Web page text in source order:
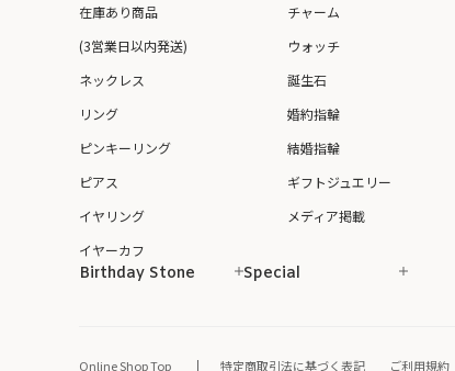
在庫あり商品
(3営業日以内発送)
ネックレス
リング
ピンキーリング
ピアス
イヤリング
イヤーカフ
チャーム
ウォッチ
誕生石
婚約指輪
結婚指輪
ギフトジュエリー
メディア掲載
Birthday Stone Special
Online Shop Top 特定商取引法に基づく表記 ご利用規約